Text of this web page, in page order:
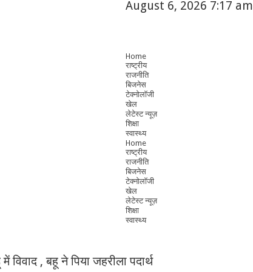
August 6, 2026 7:17 am
Home
राष्ट्रीय
राजनीति
बिजनेस
टेक्नोलॉजी
खेल
लेटेस्ट न्यूज़
शिक्षा
स्वास्थ्य
Home
राष्ट्रीय
राजनीति
बिजनेस
टेक्नोलॉजी
खेल
लेटेस्ट न्यूज़
शिक्षा
स्वास्थ्य
, बहू ने पिया जहरीला पदार्थ